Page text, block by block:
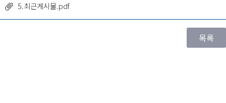
5.최근게시물.pdf